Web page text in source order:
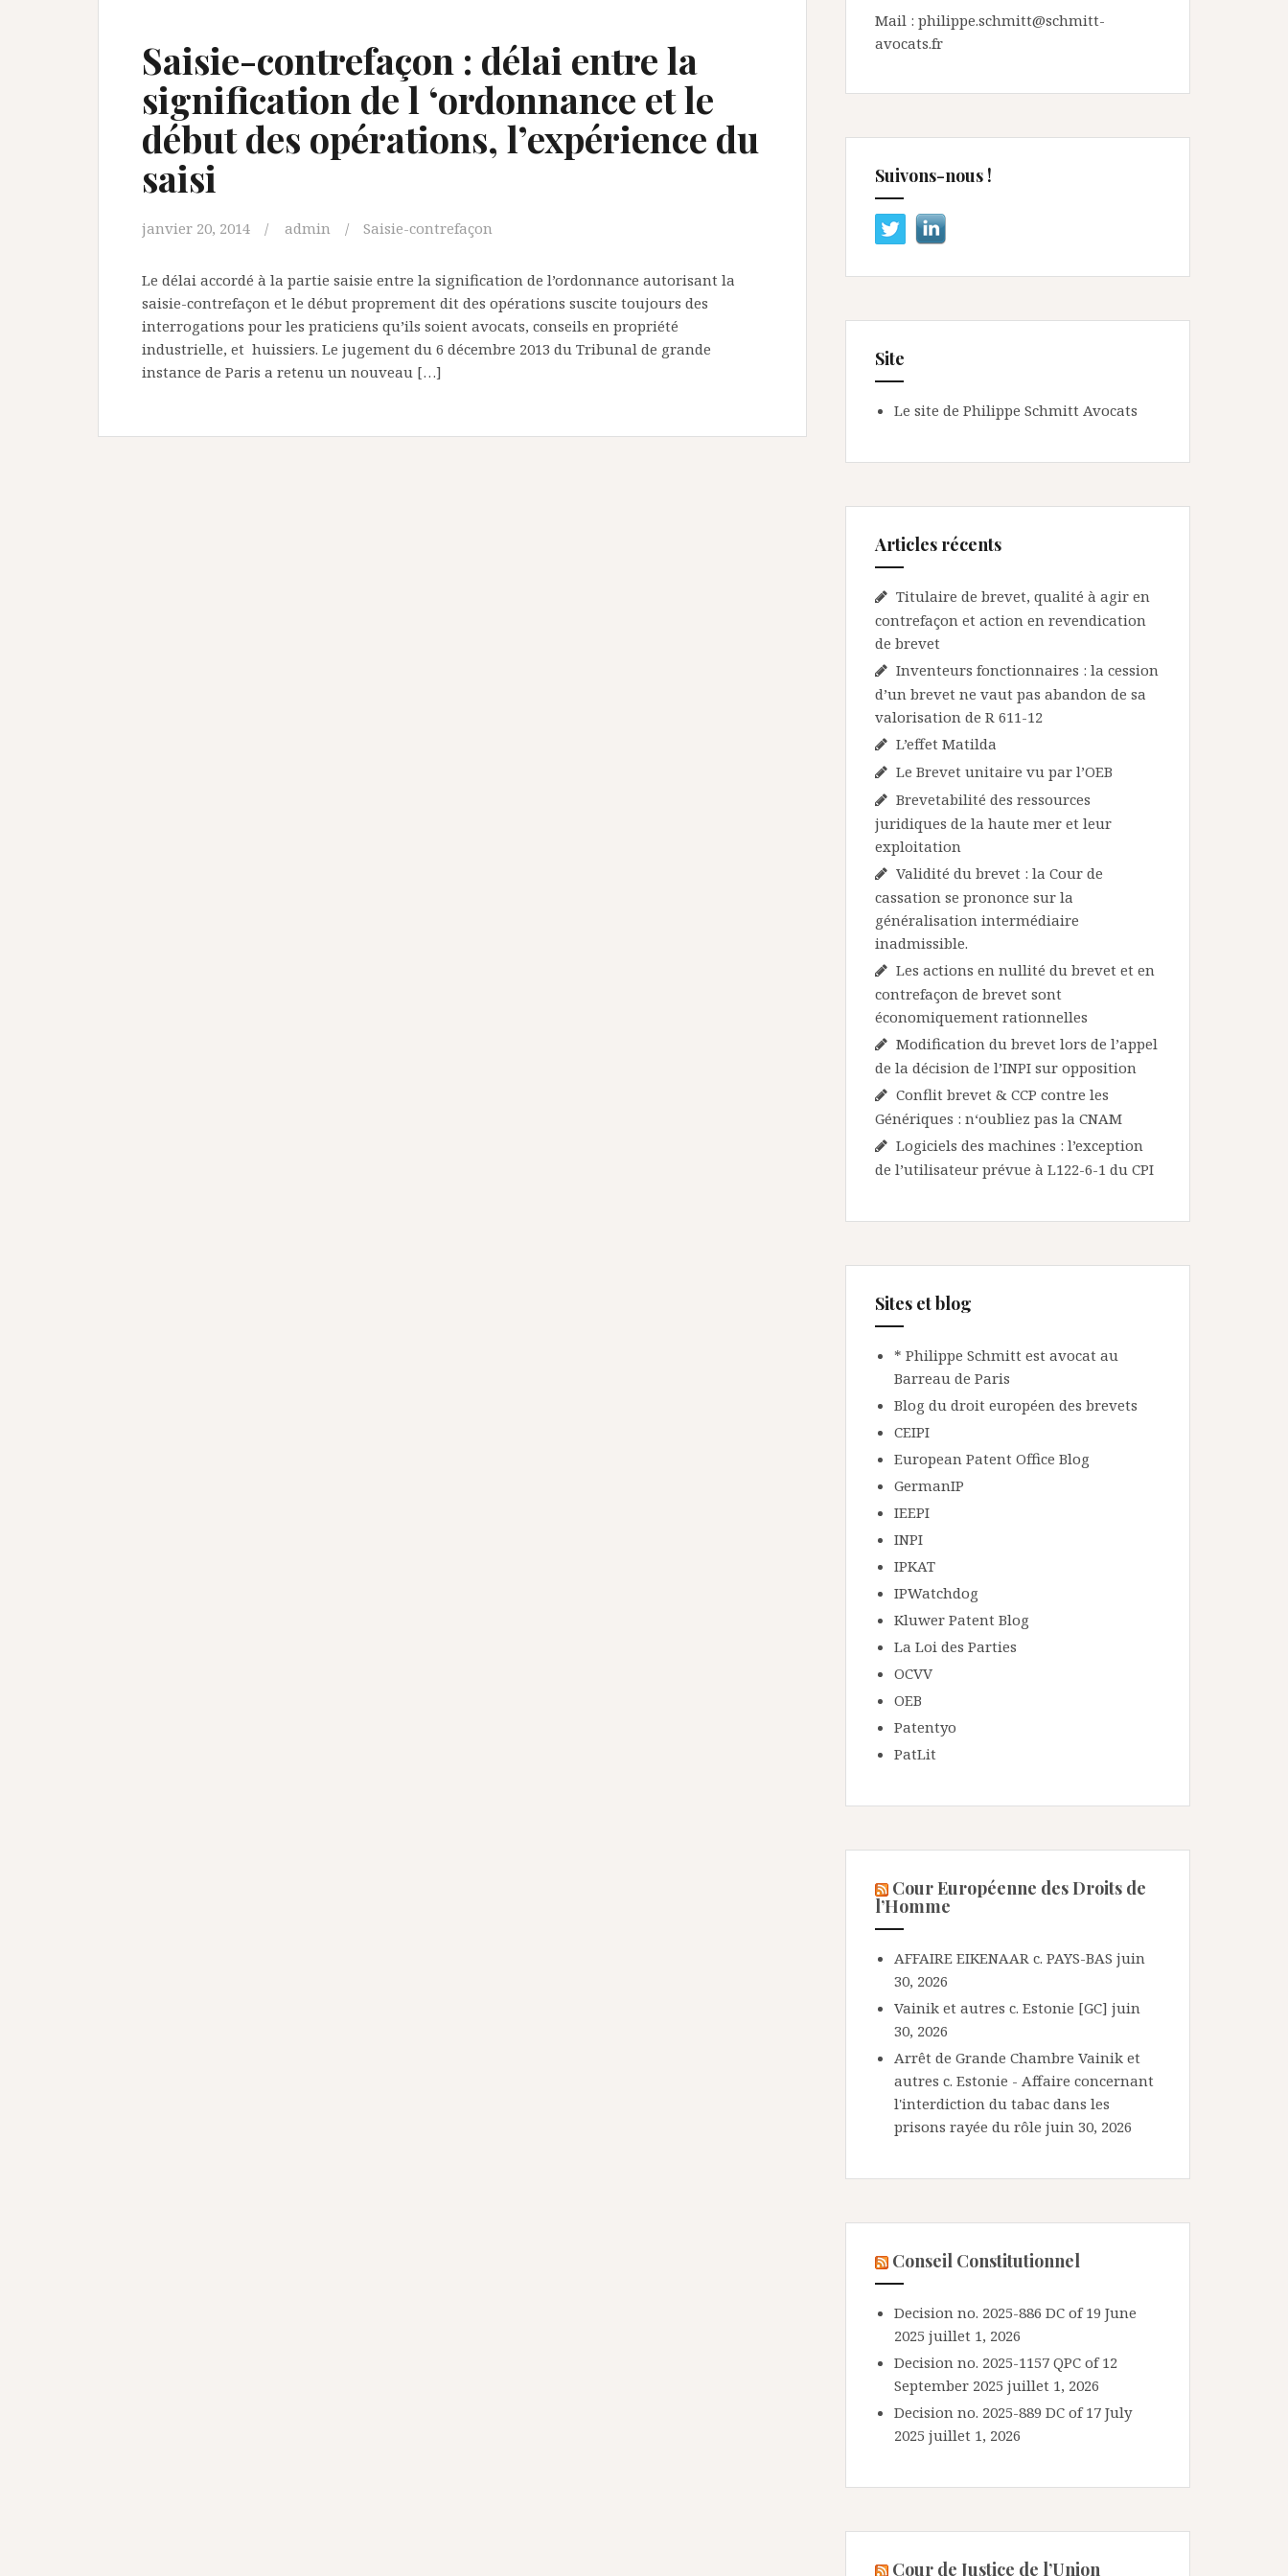
Saisie-contrefaçon : délai entre la
signification de l ‘ordonnance et le
début des opérations, l’expérience du
saisi
janvier 20, 2014 admin Saisie-contrefaçon
Le délai accordé à la partie saisie entre la signification de l’ordonnance autorisant la
saisie-contrefaçon et le début proprement dit des opérations suscite toujours des
interrogations pour les praticiens qu’ils soient avocats, conseils en propriété
industrielle, et huissiers. Le jugement du 6 décembre 2013 du Tribunal de grande
instance de Paris a retenu un nouveau […]
Mail : philippe.schmitt@schmitt-
avocats.fr
Suivons-nous !
Site
Le site de Philippe Schmitt Avocats
Articles récents
Titulaire de brevet, qualité à agir en
contrefaçon et action en revendication
de brevet
Inventeurs fonctionnaires : la cession
d’un brevet ne vaut pas abandon de sa
valorisation de R 611-12
L’effet Matilda
Le Brevet unitaire vu par l’OEB
Brevetabilité des ressources
juridiques de la haute mer et leur
exploitation
Validité du brevet : la Cour de
cassation se prononce sur la
généralisation intermédiaire
inadmissible.
Les actions en nullité du brevet et en
contrefaçon de brevet sont
économiquement rationnelles
Modification du brevet lors de l’appel
de la décision de l’INPI sur opposition
Conflit brevet & CCP contre les
Génériques : n‘oubliez pas la CNAM
Logiciels des machines : l’exception
de l’utilisateur prévue à L122-6-1 du CPI
Sites et blog
* Philippe Schmitt est avocat au
Barreau de Paris
Blog du droit européen des brevets
CEIPI
European Patent Office Blog
GermanIP
IEEPI
INPI
IPKAT
IPWatchdog
Kluwer Patent Blog
La Loi des Parties
OCVV
OEB
Patentyo
PatLit
Cour Européenne des Droits de
l’Homme
AFFAIRE EIKENAAR c. PAYS-BAS juin
30, 2026
Vainik et autres c. Estonie [GC] juin
30, 2026
Arrêt de Grande Chambre Vainik et
autres c. Estonie - Affaire concernant
l'interdiction du tabac dans les
prisons rayée du rôle juin 30, 2026
Conseil Constitutionnel
Decision no. 2025-886 DC of 19 June
2025 juillet 1, 2026
Decision no. 2025-1157 QPC of 12
September 2025 juillet 1, 2026
Decision no. 2025-889 DC of 17 July
2025 juillet 1, 2026
Cour de Justice de l’Union